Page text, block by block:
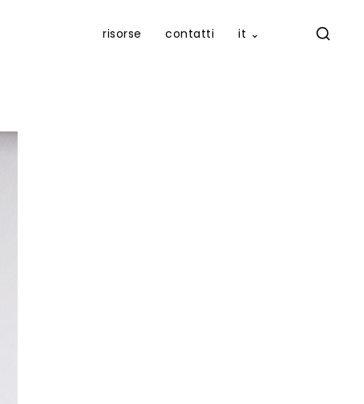
risorse contatti it ⌄